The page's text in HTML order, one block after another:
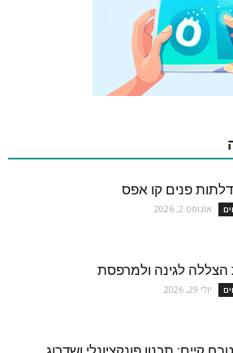
פנים קו אפס
אוגוסט 2, 2026
הצללה לגינה ולמרפסת
יולי 29, 2026